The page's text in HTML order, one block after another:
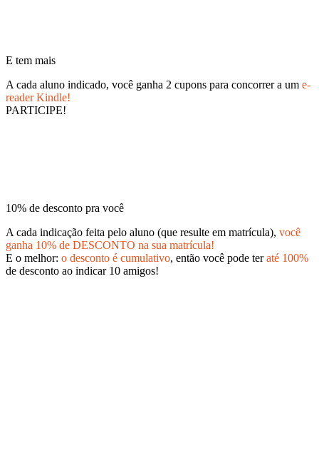
E tem mais
A cada aluno indicado, você ganha 2 cupons para concorrer a um e-
reader Kindle!
PARTICIPE!
10% de desconto pra você
A cada indicação feita pelo aluno (que resulte em matrícula), você
ganha 10% de DESCONTO na sua matrícula!
E o melhor: o desconto é cumulativo, então você pode teraté 100%
de desconto ao indicar 10 amigos!